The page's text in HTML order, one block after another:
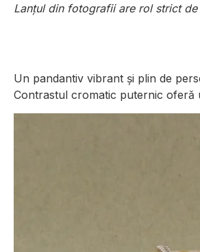
Lanțul din fotografii are rol strict
Un pandantiv vibrant și plin de
Contrastul cromatic puternic oferă